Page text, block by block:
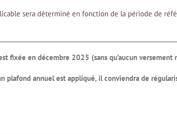
sera déterminé en fonction de la période de
fixée en décembre 2025 (sans qu’aucun versement
plafond annuel est appliqué, il conviendra de